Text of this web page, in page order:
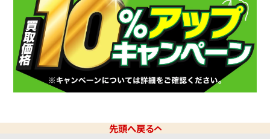
先頭へ戻る